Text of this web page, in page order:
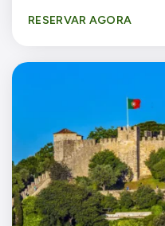
RESERVAR AGORA